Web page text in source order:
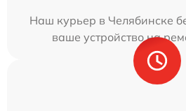
Наш курьер в Челябинске
ваше устройство на